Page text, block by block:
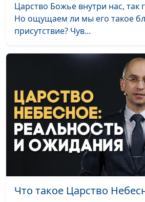
доктор
заповедей
Олег
доктор
Преображение Иисуса
Христа — чудо со
смыслом
Олег
доктор
судьбы Божьих
Олег
Царство Божье внутри нас, так
Но ощущаем ли мы его такое
присутствие? Чув...
Что такое Царство